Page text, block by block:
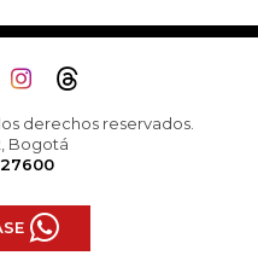
derechos reservados.
Bogotá